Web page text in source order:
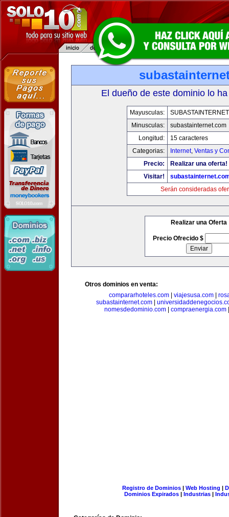
El dueño de este dominio lo
Mayusculas:
Minusculas:
subastainternet.com
Longitud:
15 caracteres
Categorias:
Internet, Ventas y
Precio:
Realizar una oferta!
Visitar!
Serán consideradas
Realizar una Oferta
Precio Ofrecido $
Otros dominios en venta:
compararhoteles.com| viajesusa.com|
subastainternet.com|
nomesdedominio.com| compraenergia.com
Registro de Dominios| Web Hosting |
Dominios Expirados | Industrias |